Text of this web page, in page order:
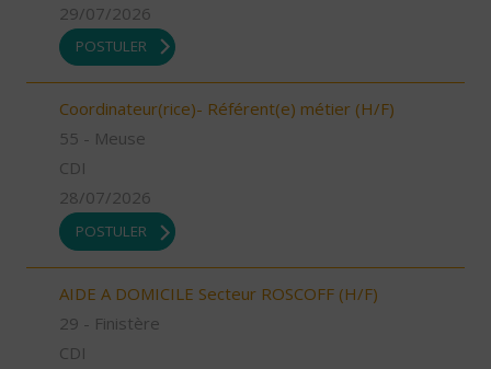
29/07/2026
POSTULER
Coordinateur(rice)- Référent(e) métier (H/F)
55 - Meuse
CDI
28/07/2026
POSTULER
AIDE A DOMICILE Secteur ROSCOFF (H/F)
29 - Finistère
CDI